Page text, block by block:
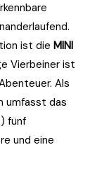
ist die MINI
Vierbeiner ist
Als
umfasst das
fünf
und eine